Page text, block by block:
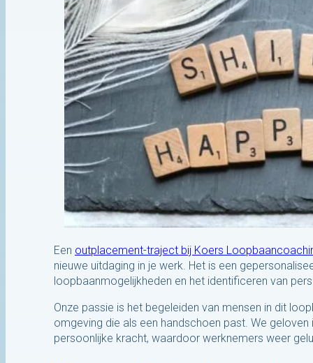
Een outplacement-traject bij Koers
nieuwe uitdaging in je werk. Het is een
loopbaanmogelijkheden en het identificeren van
Onze passie is het begeleiden van mensen in dit
omgeving die als een handschoen past. We
persoonlijke kracht, waardoor werknemers weer